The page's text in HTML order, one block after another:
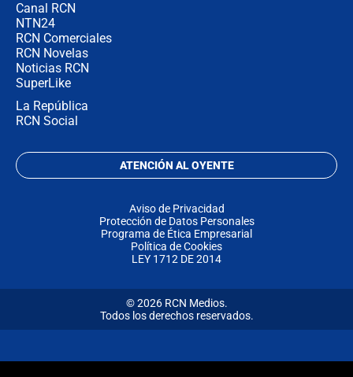
Canal RCN
NTN24
RCN Comerciales
RCN Novelas
Noticias RCN
SuperLike
La República
RCN Social
ATENCIÓN AL OYENTE
Aviso de Privacidad
Protección de Datos Personales
Programa de Ética Empresarial
Política de Cookies
LEY 1712 DE 2014
© 2026 RCN Medios.
Todos los derechos reservados.